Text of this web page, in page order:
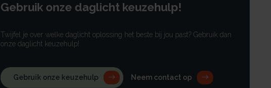
Gebruik onze daglicht keuzehulp!
Twijfel je over welke daglicht oplossing het beste bij jou past? Gebruik dan
onze daglicht keuzehulp!
Gebruik onze keuzehulp Neem contact op